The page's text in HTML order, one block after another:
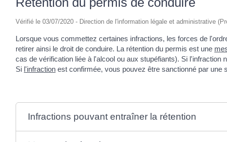
Vérifié le 03/07/2020 - Direction de l'information légale et administrative
Lorsque vous commettez certaines infractions, les forces de
retirer ainsi le droit de conduire. La rétention du permis est une
cas de vérification liée à l'alcool ou aux stupéfiants). Si
Si l'infraction est confirmée, vous pouvez être sanctionné par une
Infractions pouvant entraîner la rétention